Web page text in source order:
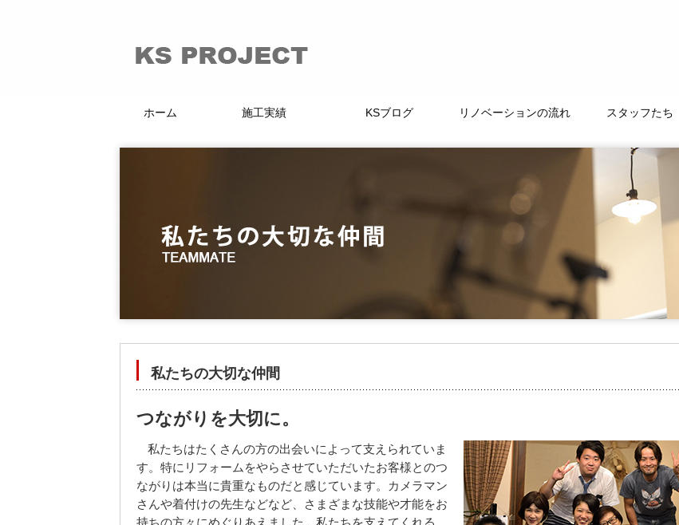
ホーム 施工実績 KSブログ リノベーションの流れ スタッフたち
私たちの大切な仲間
つながりを大切に。
私たちはたくさんの方の出会いによって支えられていま
す。特にリフォームをやらさせていただいたお客様とのつ
ながりは本当に貴重なものだと感じています。カメラマン
さんや着付けの先生などなど、さまざまな技能や才能をお